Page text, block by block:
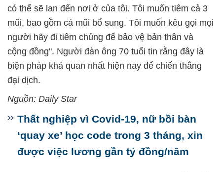
có thể sẽ lan đến nơi ở của tôi. Tôi muốn tiêm cả 3
mũi, bao gồm cả mũi bổ sung. Tôi muốn kêu gọi mọi
người hãy đi tiêm chủng để bảo vệ bản thân và
cộng đồng". Người đàn ông 70 tuổi tin rằng đây là
biện pháp khả quan nhất hiện nay để chiến thắng
đại dịch.
Nguồn: Daily Star
Thất nghiệp vì Covid-19, nữ bồi bàn
‘quay xe’ học code trong 3 tháng, xin
được việc lương gần tỷ đồng/năm